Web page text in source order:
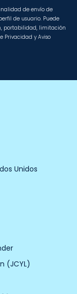
finalidad de envío de
de usuario. Puede
portabilidad, limitación
Privacidad y Aviso
Unidos
(JCYL)